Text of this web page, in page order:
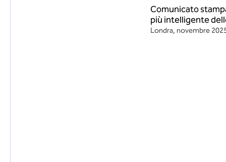
Comunicato
più intelligente
Londra, novembre